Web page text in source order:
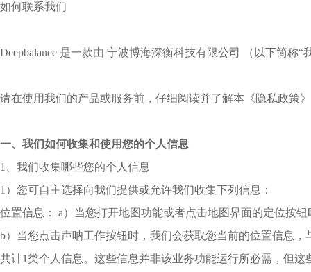
如何联系我们
Deepbalance 是一款由 宁波博海深衡科技有限公司 （以下简
请在使用我们的产品或服务前，仔细阅读并了解本《隐私政策
一、我们如何收集和使用您的个人信息
1、我们收集哪些您的个人信息
1）您可自主选择向我们提供或允许我们收集下列信息：
位置信息： a）当您打开地图功能或者点击地图界面的定位按
b）当您点击声呐工作按钮时，我们会获取您当前的位置信息
共计1类个人信息。这些信息并非该业务功能运行所必需，但